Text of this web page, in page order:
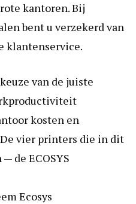
kantoren. Bij
bent u verzekerd van
klantenservice.
van de juiste
kosten en
vier printers die in dit
de ECOSYS
Ecosys